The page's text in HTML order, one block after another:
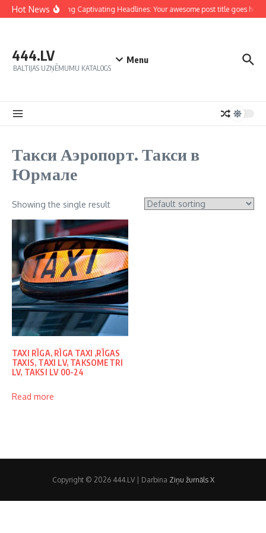
Hot NewsCrafting Captivating Headlines: Your awesome post title goes here
444.LV
BALTIJAS UZŅĒMUMU KATALOGS
Menu
Такси Аэропорт. Такси в
Юрмале
Showing the single result
TAXI RĪGA, RĪGA TAXI ,RĪGAS
TAXIS, TAXI LV, TAKSOMETRI
LV, TAKSI LV 00-24
Read more
Copyright © 2026 444.LV | Darbina Ziņu žurnāls X